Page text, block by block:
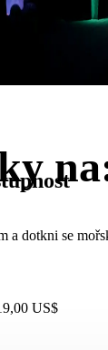
a dotkni se
US$